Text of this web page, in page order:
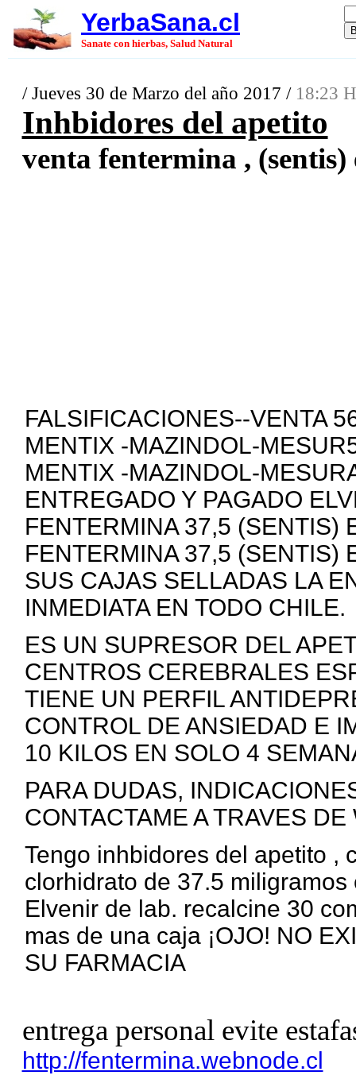
YerbaSana.cl
Sanate con hierbas, Salud Natural
/ Jueves 30 de Marzo del año 2017 / 18:23
Inhbidores del apetito
venta fentermina ,
FALSIFICACIONES--VENTA
MENTIX -MAZINDOL-
MENTIX -MAZINDOL-
ENTREGADO Y PAGADO
FENTERMINA 37,5 (SENTIS)
FENTERMINA 37,5 (SENTIS)
SUS CAJAS SELLADAS LA
INMEDIATA EN TODO CHILE.
ES UN SUPRESOR DEL
CENTROS CEREBRALES
TIENE UN PERFIL
CONTROL DE ANSIEDAD E
10 KILOS EN SOLO 4
PARA DUDAS,
CONTACTAME A TRAVES
Tengo inhbidores del apetito ,
clorhidrato de 37.5
Elvenir de lab. recalcine 30
mas de una caja ¡OJO! NO
SU FARMACIA
entrega personal evite
http://fentermina.webnode.cl